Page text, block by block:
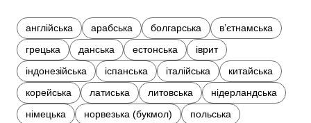
англійська арабська болгарська
в’єтнамська
грецька
данська естонська
іврит
індонезійська
іспанська італійська
китайська
корейська
латиська литовська
нідерландська
німецька
норвезька (букмол)
польська